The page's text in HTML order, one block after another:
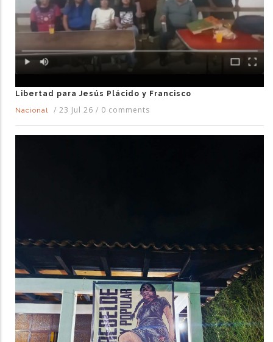
Libertad para Jesús Plácido y Francisco
Nacional
/ 23 Jul 26 / 0 comments